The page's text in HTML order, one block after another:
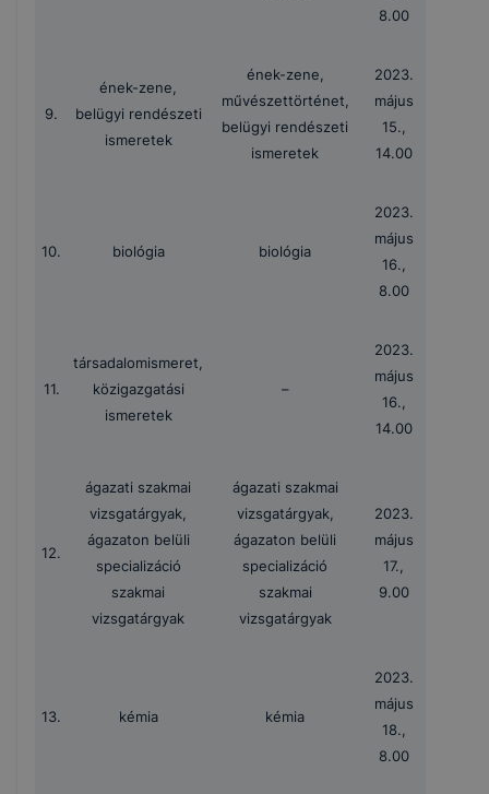
8.00
9.
ének-zene,
belügyi rendészeti
ismeretek
ének-zene,
művészettörténet,
belügyi rendészeti
ismeretek
2023.
május
15.,
14.00
10. biológia biológia
2023.
május
16.,
8.00
11.
társadalomismeret,
közigazgatási
ismeretek
–
2023.
május
16.,
14.00
12.
ágazati szakmai
vizsgatárgyak,
ágazaton belüli
specializáció
szakmai
vizsgatárgyak
ágazati szakmai
vizsgatárgyak,
ágazaton belüli
specializáció
szakmai
vizsgatárgyak
2023.
május
17.,
9.00
13. kémia kémia
2023.
május
18.,
8.00